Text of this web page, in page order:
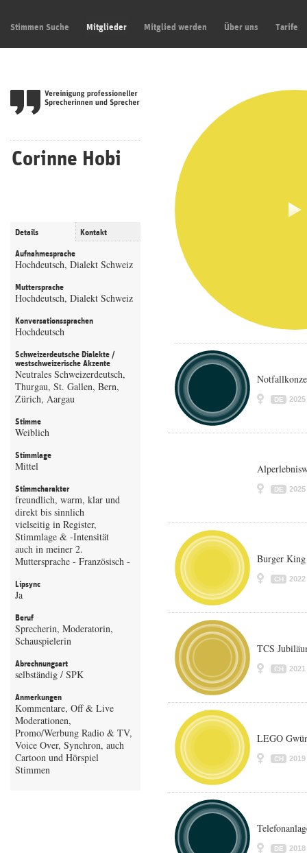
Stimmen Suche Mitglieder Mitglied werden Über uns Tarife
Corinne Hobi
Details Kontakt
Aufnahmesprache
Hochdeutsch, Dialekt Schweiz
Muttersprache
Hochdeutsch, Dialekt Schweiz
Konversationssprachen
Hochdeutsch
Schweizerdeutsche Dialekte /
westschweizerische Akzente
Neutrales Schweizerdeutsch,
Thurgau, St. Gallen, Bern,
Zürich, Aargau
Stimme
Weiblich
Stimmlage
Mittel
Stimmcharakter
freundlich, warm, klar und
direkt bis sinnlich
vielseitig in Register,
Stimmlage & -Intensität
auch in meiner 2.
Muttersprache - Französisch -
Lipsync
Ja
Beruf
Sprecherin, Moderatorin,
Schauspielerin
Abrechnungsart
selbständig / SPK
Anmerkungen
Kommentare, Off & Live
Moderationen,
Promo/Werbung Radio & TV,
Voice Over, Synchron, auch
Cartoon und Hörspiel
Stimmen
DE 2025
DE 2025
Burger
CH 2022
TCS
CH 2021
LEGO
CH 2019
DE 2018